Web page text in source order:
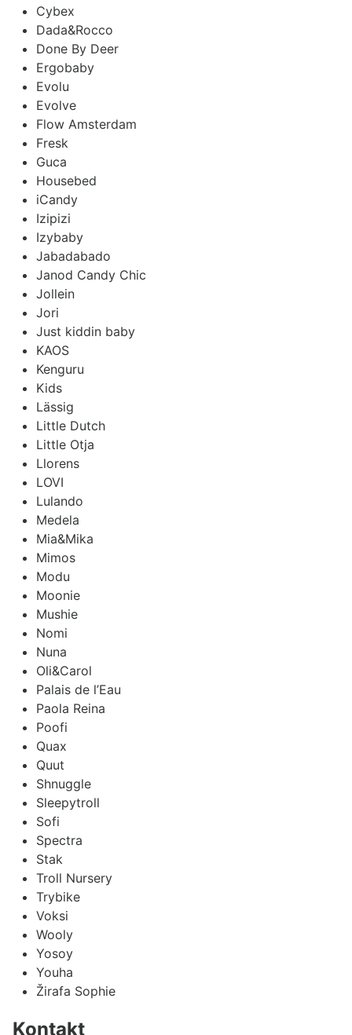
Cybex
Dada&Rocco
Done By Deer
Ergobaby
Evolu
Evolve
Flow Amsterdam
Fresk
Guca
Housebed
iCandy
Izipizi
Izybaby
Jabadabado
Janod Candy Chic
Jollein
Jori
Just kiddin baby
KAOS
Kenguru
Kids
Lässig
Little Dutch
Little Otja
Llorens
LOVI
Lulando
Medela
Mia&Mika
Mimos
Modu
Moonie
Mushie
Nomi
Nuna
Oli&Carol
Palais de l’Eau
Paola Reina
Poofi
Quax
Quut
Shnuggle
Sleepytroll
Sofi
Spectra
Stak
Troll Nursery
Trybike
Voksi
Wooly
Yosoy
Youha
Žirafa Sophie
Kontakt